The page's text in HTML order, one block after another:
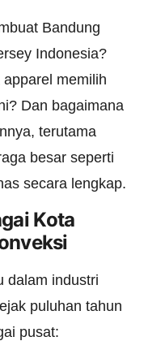
Bandung
Indonesia?
memilih
Dan bagaimana
terutama
besar seperti
secara lengkap.
Kota
dalam industri
puluhan tahun
pusat: